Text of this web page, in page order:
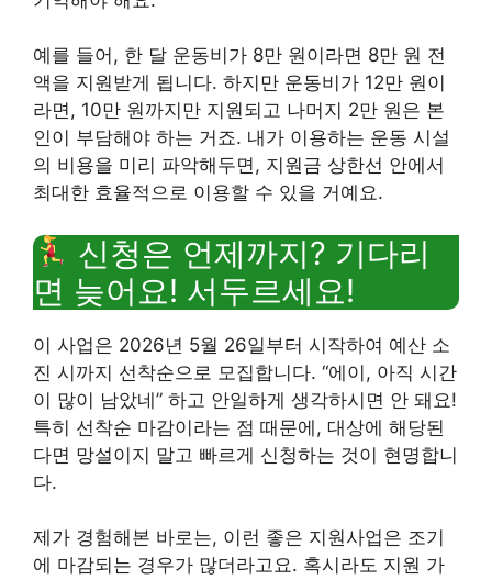
예를 들어, 한 달 운동비가 8만 원이라면 8만 원 전
액을 지원받게 됩니다. 하지만 운동비가 12만 원이
라면, 10만 원까지만 지원되고 나머지 2만 원은 본
인이 부담해야 하는 거죠. 내가 이용하는 운동 시설
의 비용을 미리 파악해두면, 지원금 상한선 안에서
최대한 효율적으로 이용할 수 있을 거예요.
신청은 언제까지? 기다리
면 늦어요! 서두르세요!
이 사업은 2026년 5월 26일부터 시작하여 예산 소
진 시까지 선착순으로 모집합니다. “에이, 아직 시간
이 많이 남았네” 하고 안일하게 생각하시면 안 돼요!
특히 선착순 마감이라는 점 때문에, 대상에 해당된
다면 망설이지 말고 빠르게 신청하는 것이 현명합니
다.
제가 경험해본 바로는, 이런 좋은 지원사업은 조기
에 마감되는 경우가 많더라고요. 혹시라도 지원 가